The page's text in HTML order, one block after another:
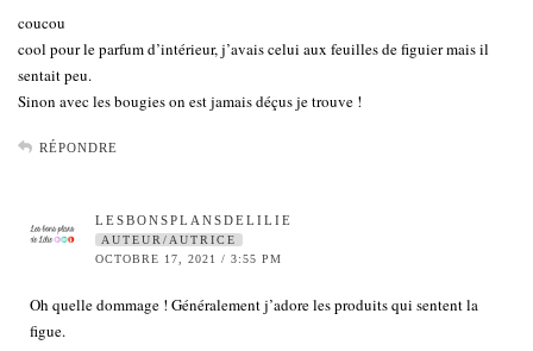
coucou
cool pour le parfum d’intérieur, j’avais celui aux feuilles de figuier mais il
sentait peu.
Sinon avec les bougies on est jamais déçus je trouve !
RÉPONDRE
LESBONSPLANSDELILIE
AUTEUR/AUTRICE
OCTOBRE 17, 2021 / 3:55 PM
Oh quelle dommage ! Généralement j’adore les produits qui sentent la
figue.